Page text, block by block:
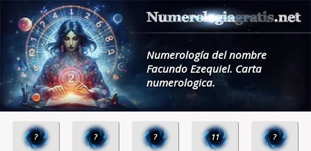
Numerología del nombre
Facundo Ezequiel. Carta
numerologica.
? ? ? 11 ?